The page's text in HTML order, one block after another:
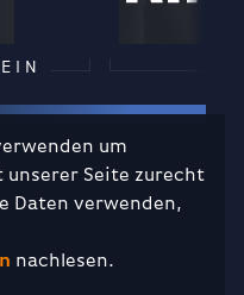
um
unserer Seite zurecht
Daten verwenden,
nachlesen.